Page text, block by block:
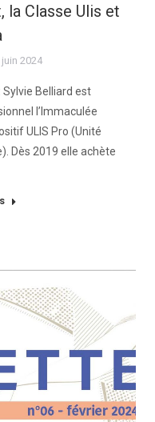
la Classe Ulis et
2024
Belliard est
l’Immaculée
ULIS Pro (Unité
Dès 2019 elle achète